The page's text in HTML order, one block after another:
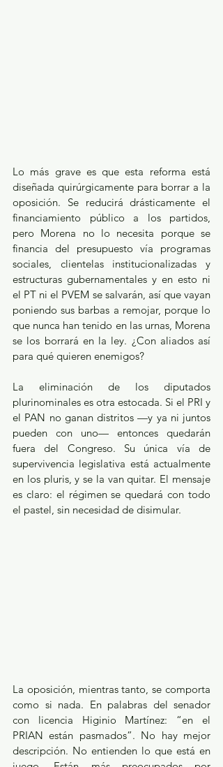
Lo más grave es que esta reforma está
diseñada quirúrgicamente para borrar a la
oposición. Se reducirá drásticamente el
financiamiento público a los partidos,
pero Morena no lo necesita porque se
financia del presupuesto vía programas
sociales, clientelas institucionalizadas y
estructuras gubernamentales y en esto ni
el PT ni el PVEM se salvarán, así que vayan
poniendo sus barbas a remojar, porque lo
que nunca han tenido en las urnas, Morena
se los borrará en la ley. ¿Con aliados así
para qué quieren enemigos?
La eliminación de los diputados
plurinominales es otra estocada. Si el PRI y
el PAN no ganan distritos —y ya ni juntos
pueden con uno— entonces quedarán
fuera del Congreso. Su única vía de
supervivencia legislativa está actualmente
en los pluris, y se la van quitar. El mensaje
es claro: el régimen se quedará con todo
el pastel, sin necesidad de disimular.
La oposición, mientras tanto, se comporta
como si nada. En palabras del senador
con licencia Higinio Martínez: “en el
PRIAN están pasmados”. No hay mejor
descripción. No entienden lo que está en